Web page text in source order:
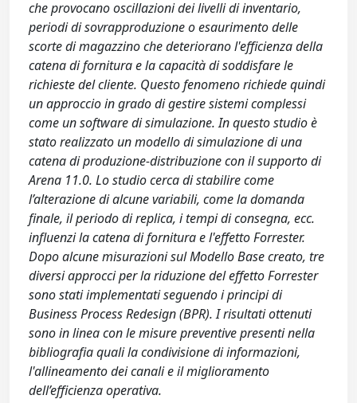
che provocano oscillazioni dei livelli di inventario,
periodi di sovrapproduzione o esaurimento delle
scorte di magazzino che deteriorano l'efficienza della
catena di fornitura e la capacità di soddisfare le
richieste del cliente. Questo fenomeno richiede quindi
un approccio in grado di gestire sistemi complessi
come un software di simulazione. In questo studio è
stato realizzato un modello di simulazione di una
catena di produzione-distribuzione con il supporto di
Arena 11.0. Lo studio cerca di stabilire come
l’alterazione di alcune variabili, come la domanda
finale, il periodo di replica, i tempi di consegna, ecc.
influenzi la catena di fornitura e l'effetto Forrester.
Dopo alcune misurazioni sul Modello Base creato, tre
diversi approcci per la riduzione del effetto Forrester
sono stati implementati seguendo i principi di
Business Process Redesign (BPR). I risultati ottenuti
sono in linea con le misure preventive presenti nella
bibliografia quali la condivisione di informazioni,
l'allineamento dei canali e il miglioramento
dell’efficienza operativa.